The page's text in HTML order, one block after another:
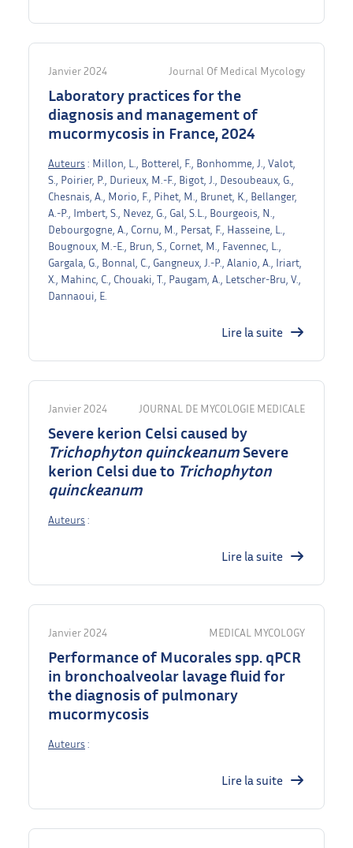
Janvier 2024 Journal Of Medical Mycology
Laboratory practices for the
diagnosis and management of
mucormycosis in France, 2024
Auteurs : Millon, L., Botterel, F., Bonhomme, J., Valot,
S., Poirier, P., Durieux, M.-F., Bigot, J., Desoubeaux, G.,
Chesnais, A., Morio, F., Pihet, M., Brunet, K., Bellanger,
A.-P., Imbert, S., Nevez, G., Gal, S.L., Bourgeois, N.,
Debourgogne, A., Cornu, M., Persat, F., Hasseine, L.,
Bougnoux, M.-E., Brun, S., Cornet, M., Favennec, L.,
Gargala, G., Bonnal, C., Gangneux, J.-P., Alanio, A., Iriart,
X., Mahinc, C., Chouaki, T., Paugam, A., Letscher-Bru, V.,
Dannaoui, E.
Lire la suite
Janvier 2024 JOURNAL DE MYCOLOGIE MEDICALE
Severe kerion Celsi caused by
Trichophyton quinckeanum Severe
kerion Celsi due to Trichophyton
quinckeanum
Auteurs :
Lire la suite
Janvier 2024 MEDICAL MYCOLOGY
Performance of Mucorales spp. qPCR
in bronchoalveolar lavage fluid for
the diagnosis of pulmonary
mucormycosis
Auteurs :
Lire la suite